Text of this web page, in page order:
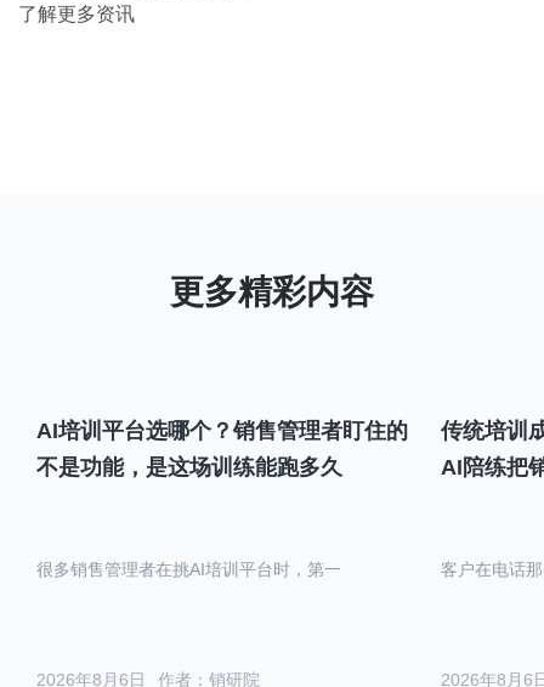
了解更多资讯
AI培训平台选哪个？销售管理者盯住的
不是功能，是这场训练能跑多久
作者：销研院
2026年8月6日
很多销售管理者在挑AI培训平台时，第一
传统培训
AI陪练把
2026年8月6
客户在电话